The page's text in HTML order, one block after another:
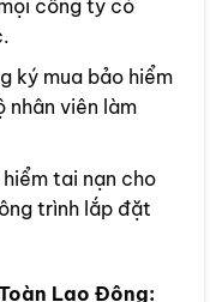
công ty có
ký mua bảo hiểm
nhân viên làm
tai nạn cho
trình lắp đặt
Lao Động: